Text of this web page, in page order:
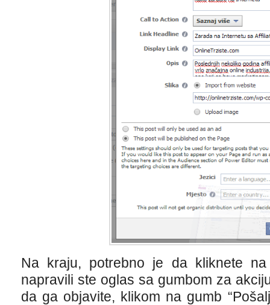
Na kraju, potrebno je da kliknete
napravili ste oglas sa gumbom za
da ga objavite, klikom na gumb